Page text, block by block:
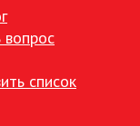
СВЕТИЛЬНИКИ
вопрос
список